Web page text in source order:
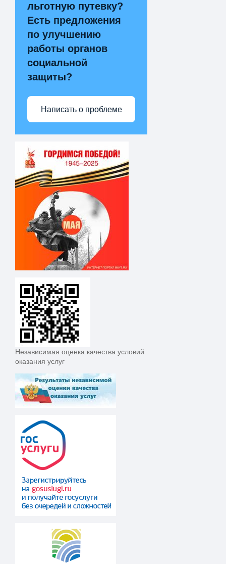
льготную путевку?
Есть предложения
по улучшению
работы органов
социальной
защиты?
Написать о проблеме
Независимая оценка качества условий
оказания услуг